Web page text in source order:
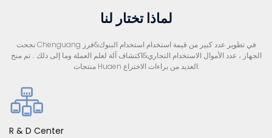
لماذا تختار لنا
نجحت Chenguang في تطوير عدد كبير من قيمة استخدام استخدام البنوك&فرز
الجهاز ، عدد الأموال الاستخدام التجاري&اكتشاف آلة لعلم العملة وما إلى ذلك .. تم منح
منتجات Huaen العديد من براءات الاختراع.
R & D Center